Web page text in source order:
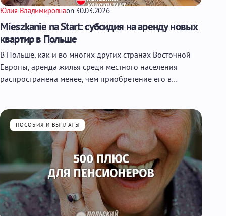
Юлия Владимировнаon 30.03.2026
Mieszkanie na Start: субсидия на аренду новых
квартир в Польше
В Польше, как и во многих других странах Восточной
Европы, аренда жилья среди местного населения
распространена менее, чем приобретение его в…
ПОСОБИЯ И ВЫПЛАТЫ